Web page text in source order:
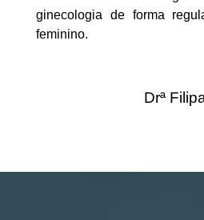
ginecologia de forma
feminino.
Drª